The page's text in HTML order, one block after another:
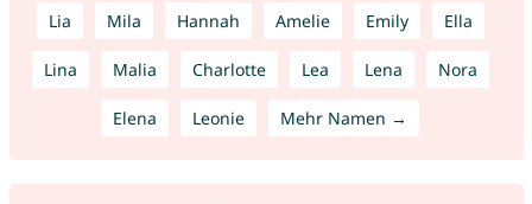
Lia Mila Hannah Amelie Emily Ella
Lina Malia Charlotte Lea Lena Nora
Elena Leonie Mehr Namen →